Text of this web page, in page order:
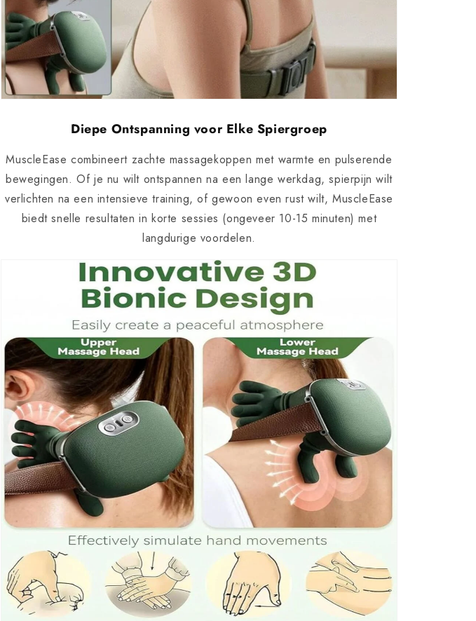
Diepe Ontspanning voor Elke Spiergroep
MuscleEase combineert zachte massagekoppen met warmte en pulserende
bewegingen. Of je nu wilt ontspannen na een lange werkdag, spierpijn wilt
verlichten na een intensieve training, of gewoon even rust wilt, MuscleEase
biedt snelle resultaten in korte sessies (ongeveer 10-15 minuten) met
langdurige voordelen.